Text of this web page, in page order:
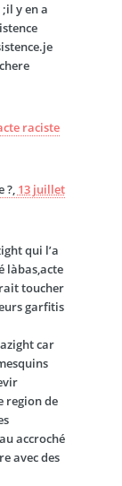
y en a
raciste
?, 13 juillet
qui l’a
làbas,acte
toucher
garfitis
car
region de
accroché
avec des